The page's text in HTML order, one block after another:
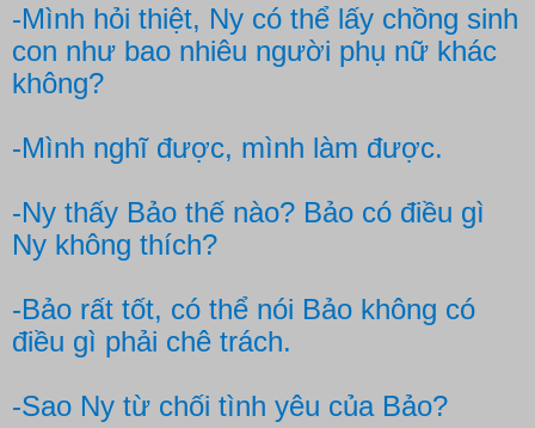
-Mình hỏi thiệt, Ny có thể lấy chồng sinh
con như bao nhiêu người phụ nữ khác
không?
-Mình nghĩ được, mình làm được.
-Ny thấy Bảo thế nào? Bảo có điều gì
Ny không thích?
-Bảo rất tốt, có thể nói Bảo không có
điều gì phải chê trách.
-Sao Ny từ chối tình yêu của Bảo?